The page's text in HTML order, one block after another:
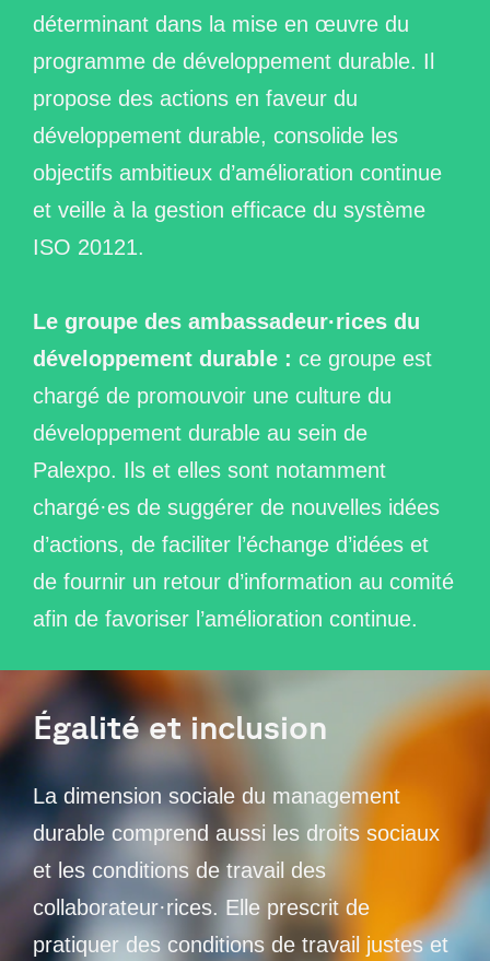
déterminant dans la mise en œuvre du
programme de développement durable. Il
propose des actions en faveur du
développement durable, consolide les
objectifs ambitieux d’amélioration continue
et veille à la gestion efficace du système
ISO 20121.
Le groupe des ambassadeur·rices du
développement durable : ce groupe est
chargé de promouvoir une culture du
développement durable au sein de
Palexpo. Ils et elles sont notamment
chargé·es de suggérer de nouvelles idées
d’actions, de faciliter l’échange d’idées et
de fournir un retour d’information au comité
afin de favoriser l’amélioration continue.
Égalité et inclusion
La dimension sociale du management
durable comprend aussi les droits sociaux
et les conditions de travail des
collaborateur·rices. Elle prescrit de
pratiquer des conditions de travail justes et